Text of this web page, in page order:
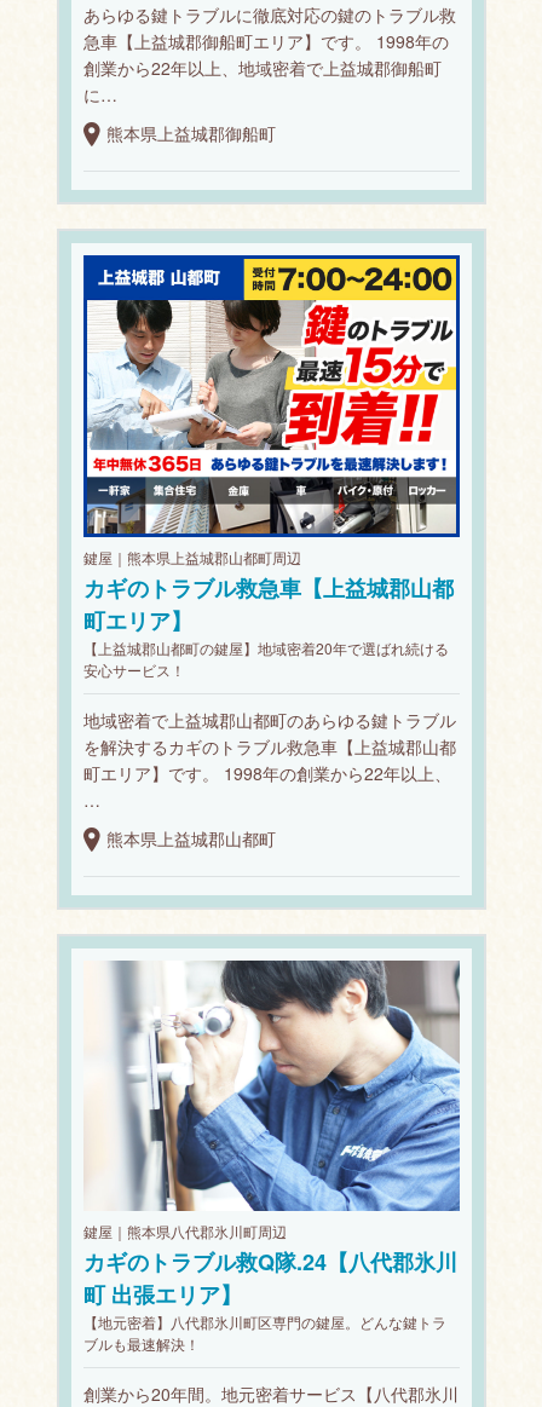
あらゆる鍵トラブルに徹底対応の鍵のトラブル救
急車【上益城郡御船町エリア】です。 1998年の
創業から22年以上、地域密着で上益城郡御船町
に…
熊本県上益城郡御船町
鍵屋｜熊本県上益城郡山都町周辺
カギのトラブル救急車【上益城郡山都
町エリア】
【上益城郡山都町の鍵屋】地域密着20年で選ばれ続ける
安心サービス！
地域密着で上益城郡山都町のあらゆる鍵トラブル
を解決するカギのトラブル救急車【上益城郡山都
町エリア】です。 1998年の創業から22年以上、
…
熊本県上益城郡山都町
鍵屋｜熊本県八代郡氷川町周辺
カギのトラブル救Q隊.24【八代郡氷川
町 出張エリア】
【地元密着】八代郡氷川町区専門の鍵屋。どんな鍵トラ
ブルも最速解決！
創業から20年間。地元密着サービス【八代郡氷川